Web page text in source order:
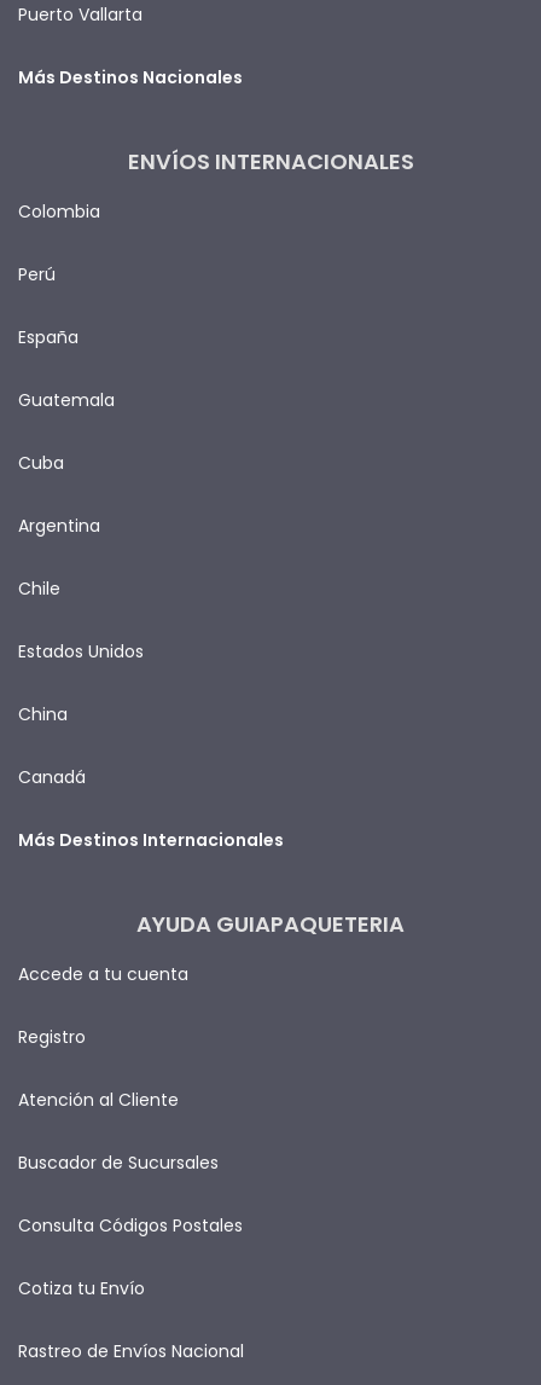
Puerto Vallarta
Más Destinos Nacionales
ENVÍOS INTERNACIONALES
Colombia
Perú
España
Guatemala
Cuba
Argentina
Chile
Estados Unidos
China
Canadá
Más Destinos Internacionales
AYUDA GUIAPAQUETERIA
Accede a tu cuenta
Registro
Atención al Cliente
Buscador de Sucursales
Consulta Códigos Postales
Cotiza tu Envío
Rastreo de Envíos Nacional